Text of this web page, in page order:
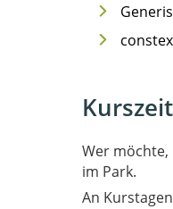
Wer
im Park.
An